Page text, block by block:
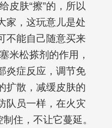
皮肤“擦”的，所以
家，这玩意儿是处
不能自己随意买来
米松搽剂的作用，
炎症反应，调节免
扩散，减缓皮肤的
队员一样，在火灾
住，不让它蔓延。